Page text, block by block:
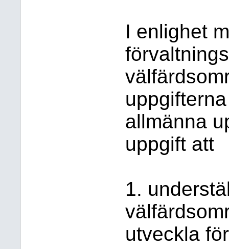
I enlighet
allmänna
uppgift att
1.
utveckla